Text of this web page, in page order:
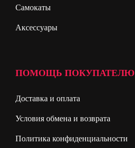
Самокаты
Аксессуары
ПОМОЩЬ ПОКУПАТЕЛЮ
Доставка и оплата
Условия обмена и возврата
Политика конфиденциальности